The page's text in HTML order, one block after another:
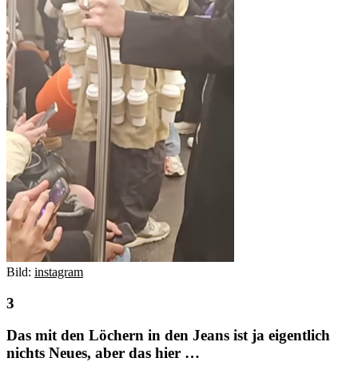
Bild: instagram
Das mit den Löchern in den Jeans ist ja eigentlich
nichts Neues, aber das hier …